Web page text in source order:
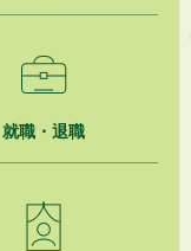
将棋教室
就職・退職